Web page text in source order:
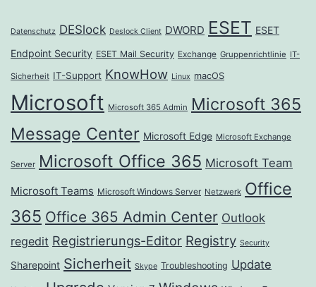
Datenschutz DESlock Deslock Client DWORD ESET ESET
Endpoint Security ESET Mail Security Exchange Gruppenrichtlinie IT-
Sicherheit IT-Support KnowHow Linux macOS
Microsoft Microsoft 365 Admin Microsoft 365
Message Center Microsoft Edge Microsoft Exchange
Server Microsoft Office 365 Microsoft Team
Microsoft Teams Microsoft Windows Server Netzwerk Office
365 Office 365 Admin Center Outlook
regedit Registrierungs-Editor Registry Security
Sharepoint Sicherheit Skype Troubleshooting Update